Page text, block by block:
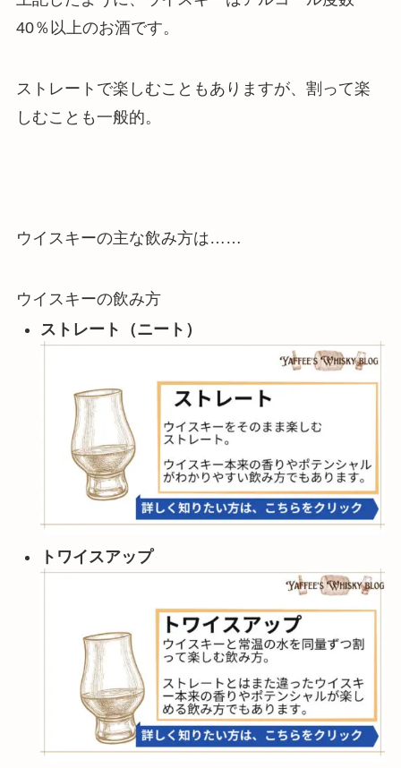
40％以上のお酒です。
ストレートで楽しむこともありますが、割って楽
しむことも一般的。
ウイスキーの主な飲み方は……
ウイスキーの飲み方
ストレート（ニート）
トワイスアップ